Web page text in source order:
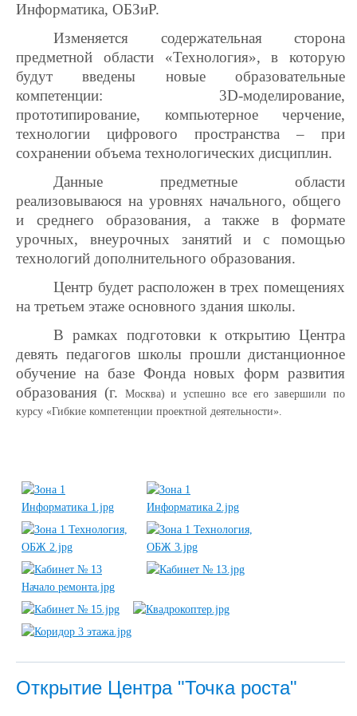
Информатика, ОБЗиР.
Изменяется содержательная сторона
предметной области «Технология», в которую
будут введены новые образовательные
компетенции: 3D-моделирование,
прототипирование, компьютерное черчение,
технологии цифрового пространства – при
сохранении объема технологических дисциплин.
Данные предметные области
реализовываюся на уровнях начального, общего
и среднего образования, а также в формате
урочных, внеурочных занятий и с помощью
технологий дополнительного образования.
Центр будет расположен в трех помещениях
на третьем этаже основного здания школы.
В рамках подготовки к открытию Центра
девять педагогов школы прошли дистанционное
обучение на базе Фонда новых форм развития
образования (г.
Москва) и успешно все его завершили по
курсу «Гибкие компетенции проектной деятельности».
Открытие Центра "Точка роста"